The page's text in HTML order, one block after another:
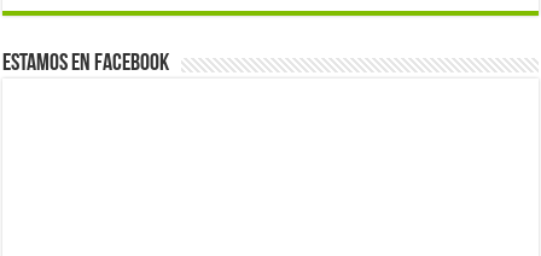
Estamos en Facebook